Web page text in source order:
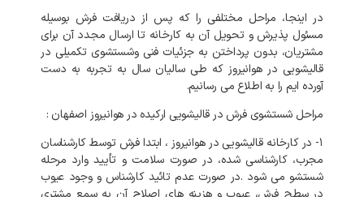
در اینجا، مراحل مختلفی را که پس از دریافت فرش بوسیله
مسئول پذیرش و تحویل آن به کارخانه تا ارسال مجدد آن برای
مشتریان، بدون پرداختن به جزئیات فنی وشستشوی تکمیلی در
قالیشویی در هوانیروز که طی سالیان سال به تجربه به دست
آورده ایم را به اطلاع می رسانیم.
مراحل شستشوی فرش در قالیشویی ارکیده در هوانیروز اصفهان :
۱- در کارخانه
قالیشویی در هوانیروز ، ابتدا فرش توسط کارشناسان
مجرب، کارشناسی شده، در صورت سلامت و تأیید وارد مرحله
شستشو می شود .در صورت عدم تائید کارشناس و وجود عیوب